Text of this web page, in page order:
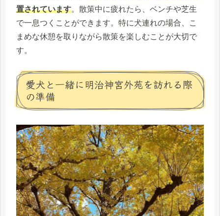
置されています。散策中に疲れたら、ベンチや芝生
で一息つくことができます。特に犬連れの場合、こ
まめな休憩を取りながら散策を楽しむことが大切で
す。
愛犬と一緒に明治神宮外苑を訪れる際
の準備